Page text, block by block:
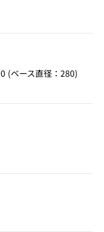
(ベース直径：280)